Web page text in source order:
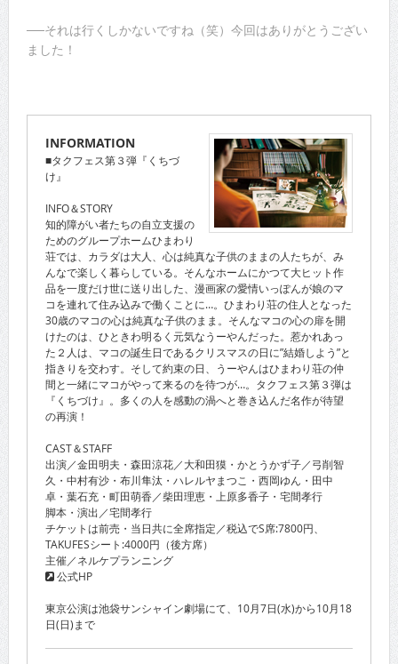
──それは行くしかないですね（笑）今回はありがとうござい
ました！
INFORMATION
■タクフェス第３弾『くちづ
け』
INFO＆STORY
知的障がい者たちの自立支援の
ためのグループホームひまわり
荘では、カラダは大人、心は純真な子供のままの人たちが、み
んなで楽しく暮らしている。そんなホームにかつて大ヒット作
品を一度だけ世に送り出した、漫画家の愛情いっぽんが娘のマ
コを連れて住み込みで働くことに…。ひまわり荘の住人となった
30歳のマコの心は純真な子供のまま。そんなマコの心の扉を開
けたのは、ひときわ明るく元気なうーやんだった。惹かれあっ
た２人は、マコの誕生日であるクリスマスの日に”結婚しよう”と
指きりを交わす。そして約束の日、うーやんはひまわり荘の仲
間と一緒にマコがやって来るのを待つが…。タクフェス第３弾は
『くちづけ』。多くの人を感動の渦へと巻き込んだ名作が待望
の再演！
CAST＆STAFF
出演／金田明夫・森田涼花／大和田獏・かとうかず子／弓削智
久・中村有沙・布川隼汰・ハレルヤまつこ・西岡ゆん・田中
卓・葉石充・町田萌香／柴田理恵・上原多香子・宅間孝行
脚本・演出／宅間孝行
チケットは前売・当日共に全席指定／税込でS席:7800円、
TAKUFESシート:4000円（後方席）
主催／ネルケプランニング
公式HP
東京公演は池袋サンシャイン劇場にて、10月7日(水)から10月18
日(日)まで